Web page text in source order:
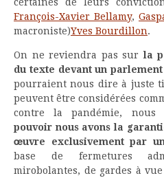
François-Xavier Bellamy,
macroniste)Yves Bourdillon.
On ne reviendra pas surla
du texte devant un
pourraient nous dire à juste
peuvent être considérées
contre la pandémie, nous
pouvoir nous avons la
œuvre exclusivement par
base de fermetures
mirobolantes, de gardes à